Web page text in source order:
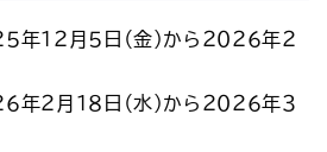
年１２月５日（金）から２０２６年２
年２月１８日（水）から２０２６年３